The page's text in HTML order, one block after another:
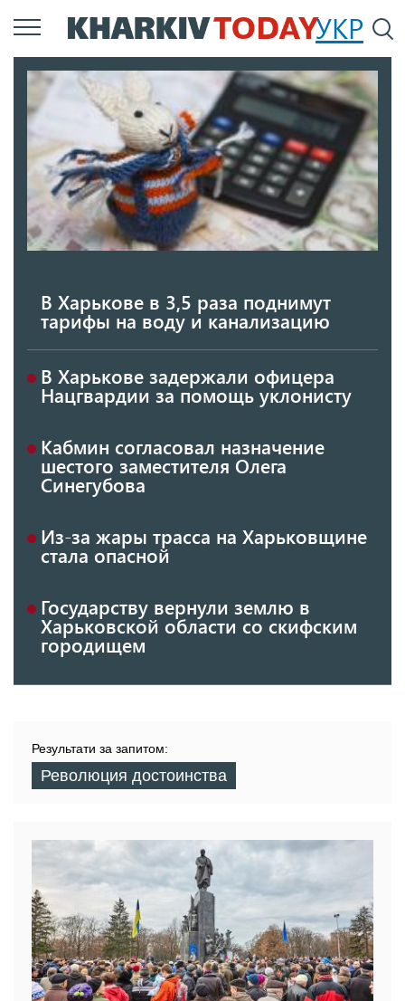
Перейти
к
содержанию
УКР
В Харькове в 3,5 раза поднимут
тарифы на воду и канализацию
В Харькове задержали офицера
Нацгвардии за помощь уклонисту
Кабмин согласовал назначение
шестого заместителя Олега
Синегубова
Из-за жары трасса на Харьковщине
стала опасной
Государству вернули землю в
Харьковской области со скифским
городищем
Результати за запитом:
Революция достоинства